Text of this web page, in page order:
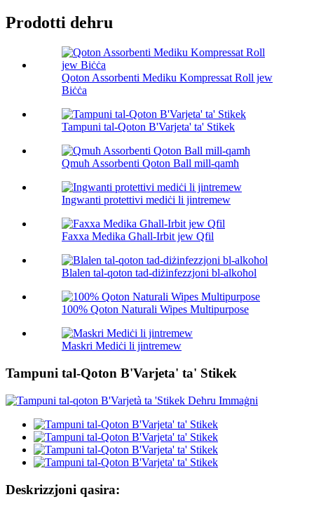
Prodotti dehru
Qoton Assorbenti Mediku Kompressat Roll jew
Biċċa
Tampuni tal-Qoton B'Varjeta' ta' Stikek
Qmuħ Assorbenti Qoton Ball mill-qamħ
Ingwanti protettivi mediċi li jintremew
Faxxa Medika Għall-Irbit jew Qfil
Blalen tal-qoton tad-diżinfezzjoni bl-alkoħol
100% Qoton Naturali Wipes Multipurpose
Maskri Mediċi li jintremew
Tampuni tal-Qoton B'Varjeta' ta' Stikek
Deskrizzjoni qasira: